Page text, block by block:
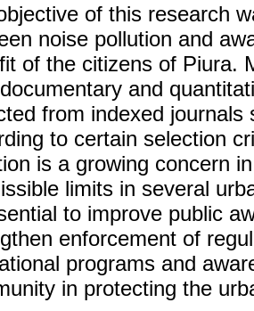
of this research
noise pollution and
of the citizens of Piura.
and
from indexed
to certain selection
is a growing concern
limits in several
to improve public
enforcement of
programs and
in protecting the